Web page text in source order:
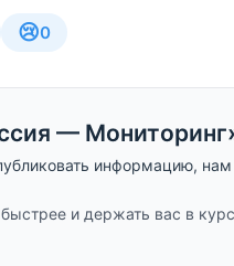
😢0
—
информацию,
и держать вас в